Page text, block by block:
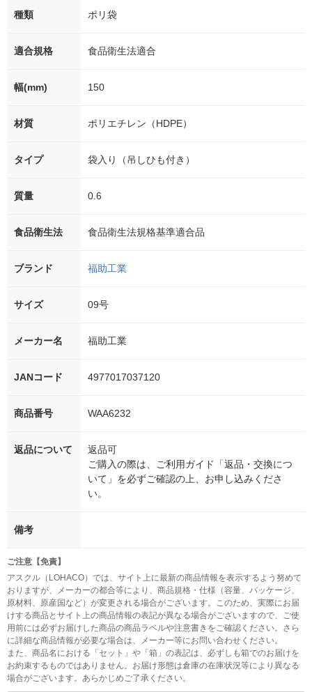
種類 ポリ袋
適合規格 食品衛生法適合
幅(mm) 150
材質 ポリエチレン（HDPE）
タイプ 袋入り（吊しひも付き）
質量 0.6
食品衛生法 食品衛生法規格基準適合品
ブランド 福助工業
サイズ 09号
メーカー名 福助工業
JANコード 4977017037120
商品番号 WAA6232
返品について
返品可
ご購入の際は、ご利用ガイド「返品・交換につ
いて」を必ずご確認の上、お申し込みくださ
い。
備考
ご注意【免責】
アスクル（LOHACO）では、サイト上に最新の商品情報を表示するよう努めて
おりますが、メーカーの都合等により、商品規格・仕様（容量、パッケージ、
原材料、原産国など）が変更される場合がございます。このため、実際にお届
けする商品とサイト上の商品情報の表記が異なる場合がございますので、ご使
用前には必ずお届けした商品の商品ラベルや注意書きをご確認ください。さら
に詳細な商品情報が必要な場合は、メーカー等にお問い合わせください。
また、商品名における「セット」や「箱」の表記は、必ずしも箱でのお届けを
お約束するものではありません。お届け形態は倉庫の在庫状況等により異なる
場合がございます。あらかじめご了承ください。